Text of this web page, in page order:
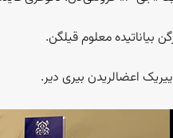
اعضالریدن بیری دیر.